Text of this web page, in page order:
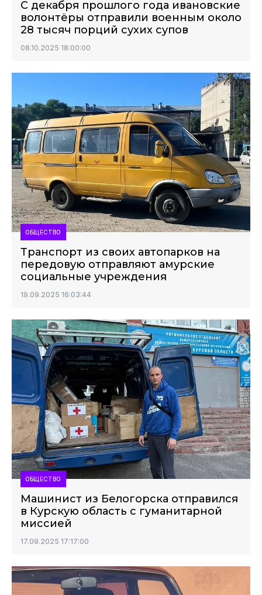
С декабря прошлого года ивановские
волонтёры отправили военным около
28 тысяч порций сухих супов
08.10.2025 18:00:00
ОБЩЕСТВО
Транспорт из своих автопарков на
передовую отправляют амурские
социальные учреждения
19.09.2025 16:03:44
ОБЩЕСТВО
Машинист из Белогорска отправился
в Курскую область с гуманитарной
миссией
17.09.2025 17:17:00